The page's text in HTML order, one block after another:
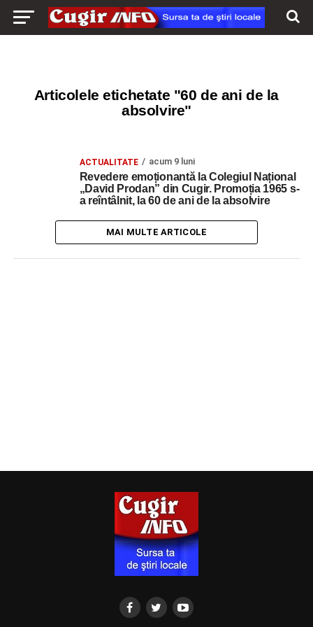
Articolele etichetate "60 de ani de la
absolvire"
ACTUALITATE acum 9 luni
Revedere emoționantă la Colegiul Național
„David Prodan” din Cugir. Promoția 1965 s-
a reîntâlnit, la 60 de ani de la absolvire
MAI MULTE ARTICOLE